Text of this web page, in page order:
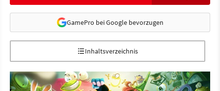
GamePro bei Google bevorzugen
Inhaltsverzeichnis